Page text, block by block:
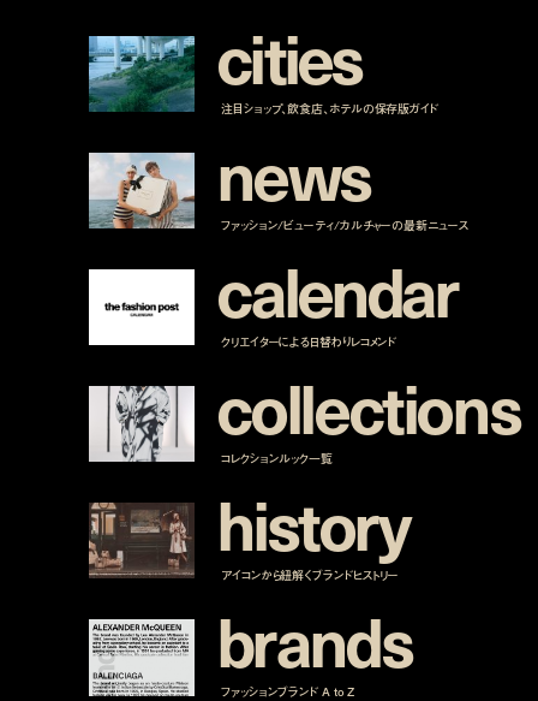
cities
注目ショップ、飲食店、ホテルの保存版ガイド
news
ファッション/ビューティ/カルチャーの最新ニュース
calendar
クリエイターによる日替わりレコメンド
collections
コレクションルック一覧
history
アイコンから紐解くブランドヒストリー
brands
ファッションブランド A to Z